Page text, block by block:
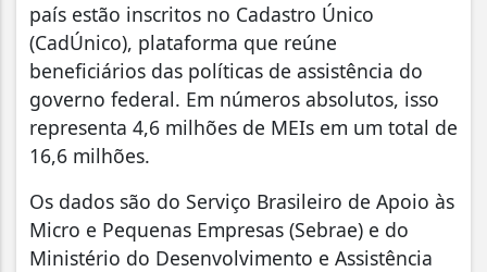
país estão inscritos no Cadastro Único
(CadÚnico), plataforma que reúne
beneficiários das políticas de assistência do
governo federal. Em números absolutos, isso
representa 4,6 milhões de MEIs em um total de
16,6 milhões.
Os dados são do Serviço Brasileiro de Apoio às
Micro e Pequenas Empresas (Sebrae) e do
Ministério do Desenvolvimento e Assistência